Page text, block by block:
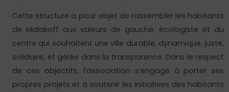
Cette structure a pour objet de rassembler les habitants
de Malakoff aux valeurs de gauche, écologiste et du
centre qui souhaitent une ville durable, dynamique, juste,
solidaire, et gérée dans la transparence. Dans le respect
de ces objectifs, l’association s’engage à porter ses
propres projets et à soutenir les initiatives des habitants